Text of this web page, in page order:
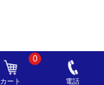
0
カート 電話